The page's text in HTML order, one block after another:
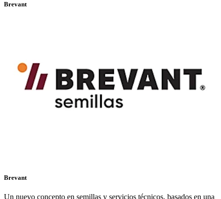
Brevant
Brevant
Un nuevo concepto en semillas y servicios técnicos, basados en una